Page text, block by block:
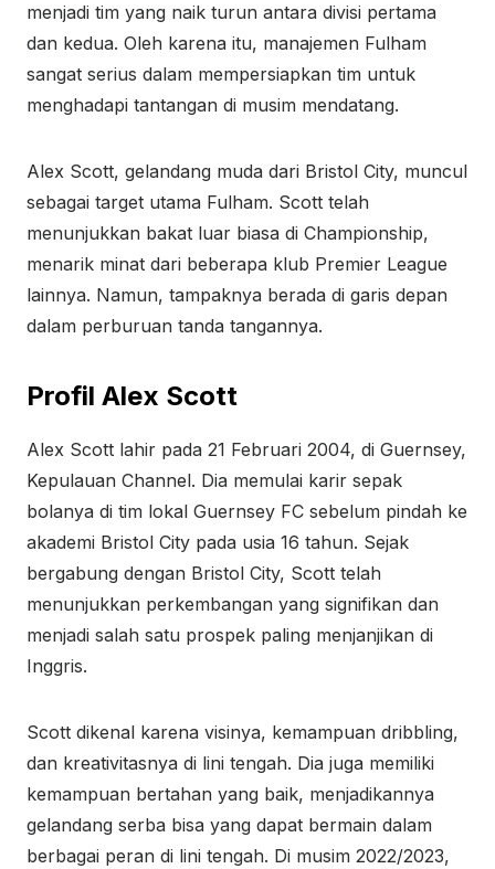
menjadi tim yang naik turun antara divisi pertama
dan kedua. Oleh karena itu, manajemen Fulham
sangat serius dalam mempersiapkan tim untuk
menghadapi tantangan di musim mendatang.
Alex Scott, gelandang muda dari Bristol City, muncul
sebagai target utama Fulham. Scott telah
menunjukkan bakat luar biasa di Championship,
menarik minat dari beberapa klub Premier League
lainnya. Namun, tampaknya berada di garis depan
dalam perburuan tanda tangannya.
Profil Alex Scott
Alex Scott lahir pada 21 Februari 2004, di Guernsey,
Kepulauan Channel. Dia memulai karir sepak
bolanya di tim lokal Guernsey FC sebelum pindah ke
akademi Bristol City pada usia 16 tahun. Sejak
bergabung dengan Bristol City, Scott telah
menunjukkan perkembangan yang signifikan dan
menjadi salah satu prospek paling menjanjikan di
Inggris.
Scott dikenal karena visinya, kemampuan dribbling,
dan kreativitasnya di lini tengah. Dia juga memiliki
kemampuan bertahan yang baik, menjadikannya
gelandang serba bisa yang dapat bermain dalam
berbagai peran di lini tengah. Di musim 2022/2023,